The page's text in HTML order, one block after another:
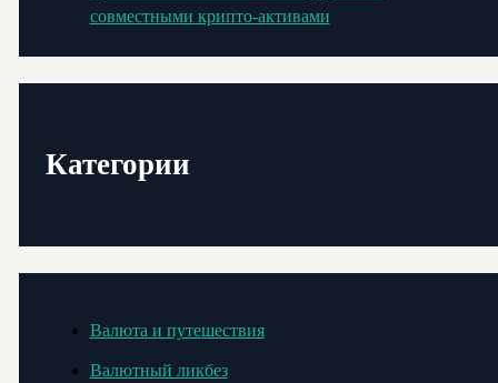
совместными крипто-активами
Категории
Валюта и путешествия
Валютный ликбез